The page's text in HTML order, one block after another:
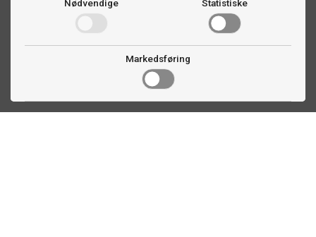
Nødvendige Statistiske
Markedsføring